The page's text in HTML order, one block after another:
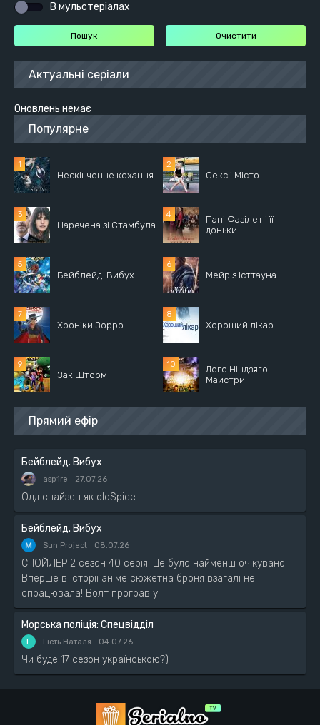
В мульстеріалах
Актуальні серіали
Оновлень немає
Популярне
Нескінченне кохання Секс і Місто
Наречена зі Стамбула
Пані Фазілет і її
доньки
Бейблейд. Вибух Мейр з Істтауна
Хроніки Зорро Хороший лікар
Зак Шторм
Лего Ніндзяго:
Майстри
Прямий ефір
Бейблейд. Вибух
asp1re 27.07.26
Олд спайзен як oldSpice
Бейблейд. Вибух
Sun Project 08.07.26
СПОЙЛЕР 2 сезон 40 серія. Це було найменш очікувано.
Вперше в історії аніме сюжетна броня взагалі не
спрацювала! Волт програв у
Морська поліція: Спецвідділ
Г Гість Наталя 04.07.26
Чи буде 17 сезон українською?)